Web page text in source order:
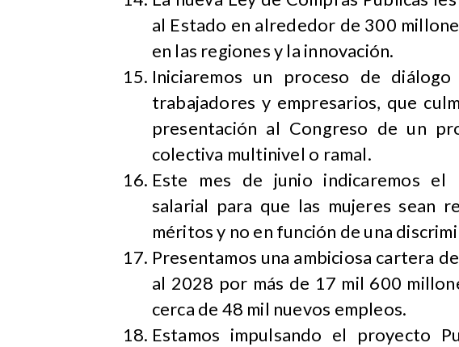
al Estado en alrededor de 300
en las regiones y la innovación.
Iniciaremos un proceso de
trabajadores y empresarios, que
presentación al Congreso de un
colectiva multinivel o ramal.
Este mes de junio indicaremos
salarial para que las mujeres sean
méritos y no en función de una
Presentamos una ambiciosa cartera
al 2028 por más de 17 mil 600
cerca de 48 mil nuevos empleos.
Estamos impulsando el proyecto